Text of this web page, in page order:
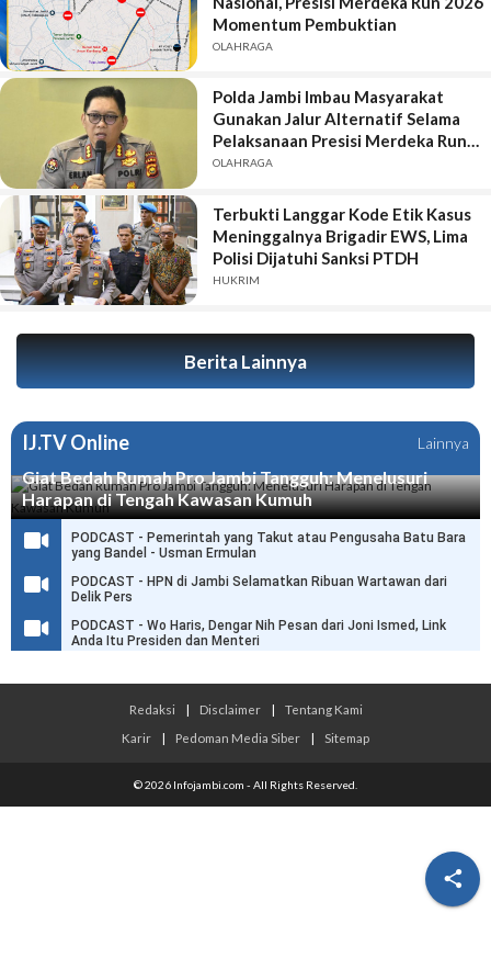

Momentum Pembuktian
OLAHRAGA
Polda Jambi Imbau Masyarakat
Gunakan Jalur Alternatif Selama
Pelaksanaan Presisi Merdeka Run
2026
OLAHRAGA
Terbukti Langgar Kode Etik Kasus
Meninggalnya Brigadir EWS, Lima
Polisi Dijatuhi Sanksi PTDH
HUKRIM
Berita Lainnya
IJ.TV Online Lainnya
Giat Bedah Rumah Pro Jambi Tangguh: Menelusuri
Harapan di Tengah Kawasan Kumuh
PODCAST - Pemerintah yang Takut atau Pengusaha Batu Bara
yang Bandel - Usman Ermulan
PODCAST - HPN di Jambi Selamatkan Ribuan Wartawan dari
Delik Pers
PODCAST - Wo Haris, Dengar Nih Pesan dari Joni Ismed, Link
Anda Itu Presiden dan Menteri
Redaksi | Disclaimer |
Tentang Kami
Karir
| Pedoman Media Siber | Sitemap
© 2026 Infojambi.com - All Rights Reserved.